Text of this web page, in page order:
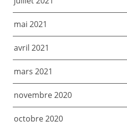
mai 2021
avril 2021
mars 2021
novembre 2020
octobre 2020